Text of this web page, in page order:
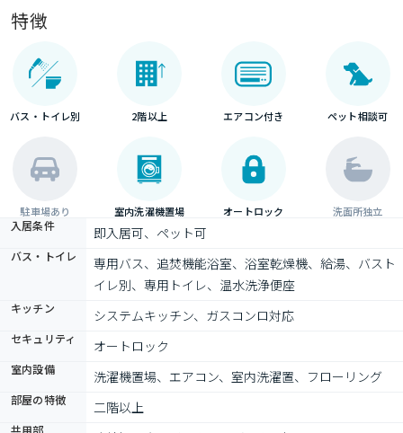
特徴
バス・トイレ別 2階以上 エアコン付き ペット相談可
駐車場あり 室内洗濯機置場 オートロック 洗面所独立
入居条件 即入居可、ペット可
バス・トイレ
専用バス、追焚機能浴室、浴室乾燥機、給湯、バスト
イレ別、専用トイレ、温水洗浄便座
キッチン システムキッチン、ガスコンロ対応
セキュリティ オートロック
室内設備 洗濯機置場、エアコン、室内洗濯置、フローリング
部屋の特徴 二階以上
共用部